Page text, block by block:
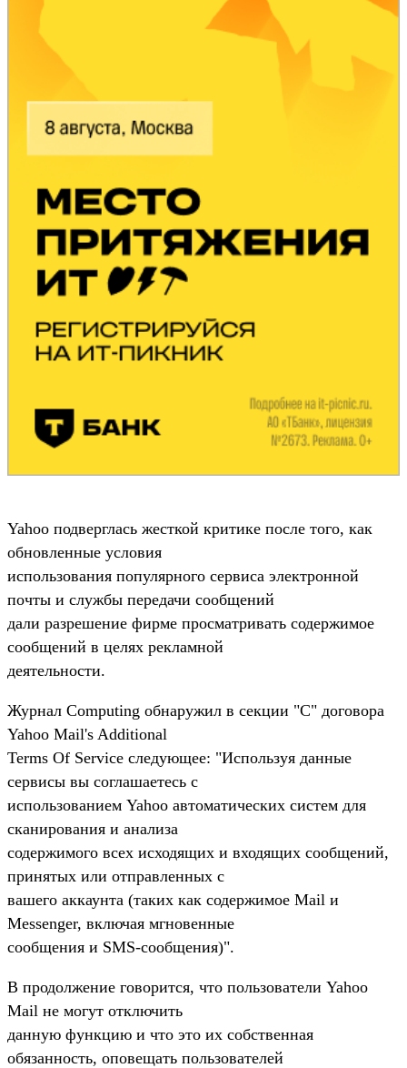
Yahoo подверглась жесткой критике после того, как
обновленные условия
использования популярного сервиса электронной
почты и службы передачи сообщений
дали разрешение фирме просматривать содержимое
сообщений в целях рекламной
деятельности.
Журнал Computing обнаружил в секции "C" договора
Yahoo Mail's Additional
Terms Of Service следующее: "Используя данные
сервисы вы соглашаетесь с
использованием Yahoo автоматических систем для
сканирования и анализа
содержимого всех исходящих и входящих сообщений,
принятых или отправленных с
вашего аккаунта (таких как содержимое Mail и
Messenger, включая мгновенные
сообщения и SMS-сообщения)".
В продолжение говорится, что пользователи Yahoo
Mail не могут отключить
данную функцию и что это их собственная
обязанность, оповещать пользователей